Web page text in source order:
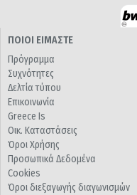
ΠΟΙΟΙ ΕΙΜΑΣΤΕ
Πρόγραμμα
Συχνότητες
Δελτία τύπου
Επικοινωνία
Greece Is
Οικ. Καταστάσεις
Όροι Χρήσης
Προσωπικά Δεδομένα
Cookies
Όροι διεξαγωγής διαγωνισμών